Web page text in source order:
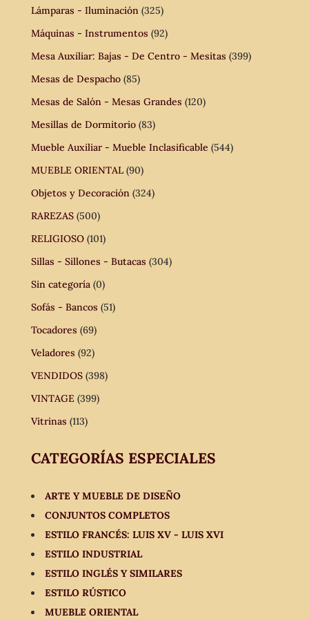
Lámparas - Iluminación (325)
Máquinas - Instrumentos (92)
Mesa Auxiliar: Bajas - De Centro - Mesitas (399)
Mesas de Despacho (85)
Mesas de Salón - Mesas Grandes (120)
Mesillas de Dormitorio (83)
Mueble Auxiliar - Mueble Inclasificable (544)
MUEBLE ORIENTAL (90)
Objetos y Decoración (324)
RAREZAS (500)
RELIGIOSO (101)
Sillas - Sillones - Butacas (304)
Sin categoría (0)
Sofás - Bancos (51)
Tocadores (69)
Veladores (92)
VENDIDOS (398)
VINTAGE (399)
Vitrinas (113)
CATEGORÍAS ESPECIALES
ARTE Y MUEBLE DE DISEÑO
CONJUNTOS COMPLETOS
ESTILO FRANCÉS: LUIS XV - LUIS XVI
ESTILO INDUSTRIAL
ESTILO INGLÉS Y SIMILARES
ESTILO RÚSTICO
MUEBLE ORIENTAL